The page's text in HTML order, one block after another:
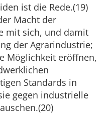
ist die Rede.(19)
Macht der
mit sich, und damit
der Agrarindustrie;
Möglichkeit eröffnen,
Standards in
gegen industrielle